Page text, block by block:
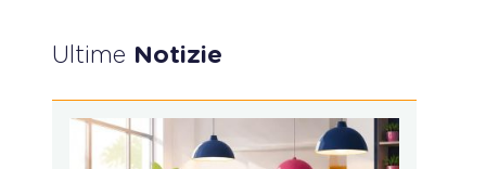
Ultime Notizie